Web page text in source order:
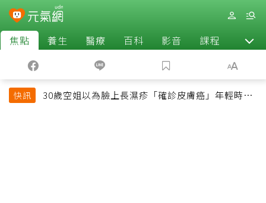
焦點 養生 醫療 百科 影音 課程 退休
快訊
30歲空姐以為臉上長濕疹「確診皮膚癌」年輕時一